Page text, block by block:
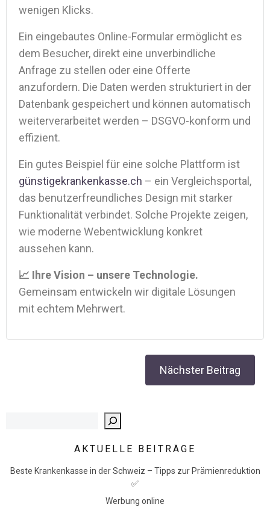
wenigen Klicks.
Ein eingebautes Online-Formular ermöglicht es
dem Besucher, direkt eine unverbindliche
Anfrage zu stellen oder eine Offerte
anzufordern. Die Daten werden strukturiert in der
Datenbank gespeichert und können automatisch
weiterverarbeitet werden – DSGVO-konform und
effizient.
Ein gutes Beispiel für eine solche Plattform ist
günstigekrankenkasse.ch – ein Vergleichsportal,
das benutzerfreundliches Design mit starker
Funktionalität verbindet. Solche Projekte zeigen,
wie moderne Webentwicklung konkret
aussehen kann.
📈 Ihre Vision – unsere Technologie.
Gemeinsam entwickeln wir digitale Lösungen
mit echtem Mehrwert.
Post
navigation
Nächster Beitrag
AKTUELLE BEITRÄGE
Beste Krankenkasse in der Schweiz – Tipps zur Prämienreduktion
✅
Werbung online